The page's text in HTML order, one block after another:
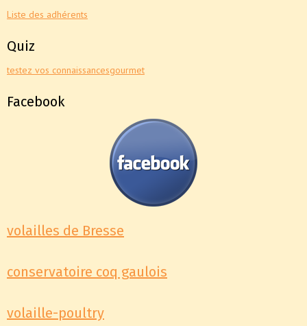
Liste des adhérents
Quiz
testez vos connaissancesgourmet
Facebook
volailles de Bresse
conservatoire coq gaulois
volaille-poultry